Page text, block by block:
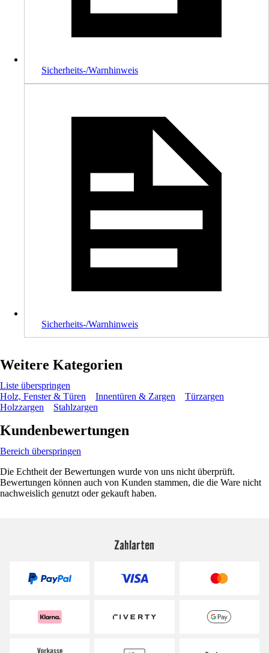
Sicherheits-/Warnhinweis
Sicherheits-/Warnhinweis
Weitere Kategorien
Liste überspringen
Holz, Fenster & Türen
Innentüren & Zargen
Türzargen
Holzzargen
Stahlzargen
Kundenbewertungen
Bereich überspringen
Die Echtheit der Bewertungen wurde von uns nicht überprüft.
Bewertungen können auch von Kunden stammen, die die Ware nicht
nachweislich genutzt oder gekauft haben.
Zahlarten